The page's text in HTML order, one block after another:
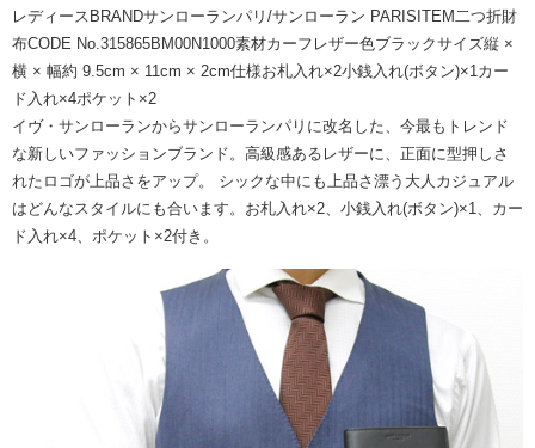
レディース BRANDサンローランパリ/サンローラン PARIS ITEM二つ折財
布CODE No.315865BM00N1000素材カーフレザー色ブラックサイズ縦 ×
横 × 幅約 9.5cm × 11cm × 2cm仕様お札入れ×2小銭入れ(ボタン)×1カー
ド入れ×4ポケット×2
イヴ・サンローランからサンローランパリに改名した、今最もトレンド
な新しいファッションブランド。高級感あるレザーに、正面に型押しさ
れたロゴが上品さをアップ。 シックな中にも上品さ漂う大人カジュアル
はどんなスタイルにも合います。お札入れ×2、小銭入れ(ボタン)×1、カー
ド入れ×4、ポケット×2付き。